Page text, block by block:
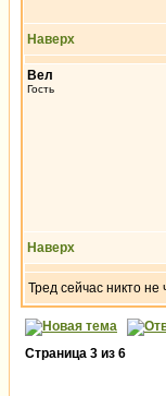
Наверх
Вел
Гость
Наверх
Тред сейчас никто не
Страница 3 из 6